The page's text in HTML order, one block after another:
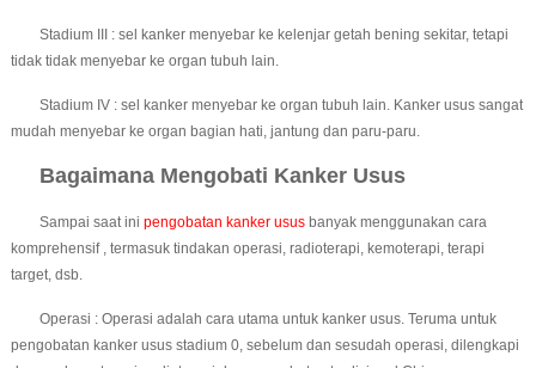
Stadium III : sel kanker menyebar ke kelenjar getah bening sekitar, tetapi
tidak tidak menyebar ke organ tubuh lain.
Stadium IV : sel kanker menyebar ke organ tubuh lain. Kanker usus sangat
mudah menyebar ke organ bagian hati, jantung dan paru-paru.
Bagaimana Mengobati Kanker Usus
Sampai saat ini pengobatan kanker ususbanyak menggunakan cara
komprehensif , termasuk tindakan operasi, radioterapi, kemoterapi, terapi
target, dsb.
Operasi : Operasi adalah cara utama untuk kanker usus. Teruma untuk
pengobatan kanker usus stadium 0, sebelum dan sesudah operasi, dilengkapi